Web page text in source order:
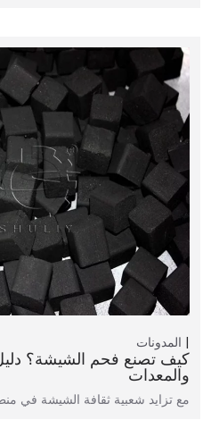
المدونات
كيف تصنع فحم الشيشة؟ دليل
والمعدات
مع تزايد شعبية ثقافة الشيشة في